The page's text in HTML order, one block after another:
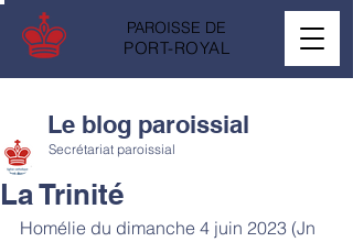
PAROISSE DE
PORT-ROYAL
La Trinité
Secrétariat paroissial
Homélie du dimanche 4 juin 2023 (Jn
Le blog paroissial